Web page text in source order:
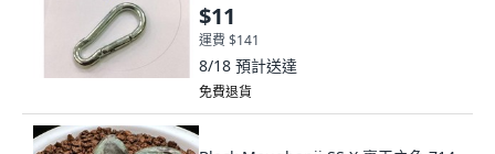
$11
運費 $141
8/18 預計送達
免費退貨